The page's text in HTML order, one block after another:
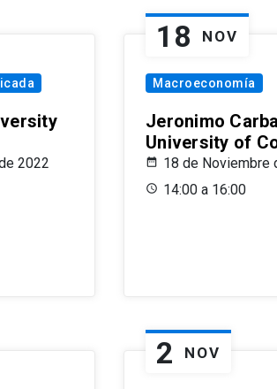
2022
18 NOV
Macroeconomía
Jeronimo
University of
18 de Noviembre
14:00 a 16:00
2 NOV